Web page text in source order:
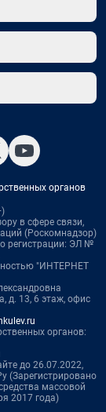
органов
в сфере связи,
(Роскомнадзор)
регистрации: ЭЛ №
"ИНТЕРНЕТ
д. 13, 6 этаж, офис
органов:
до 26.07.2022,
(Зарегистрировано
массовой
2017 года)